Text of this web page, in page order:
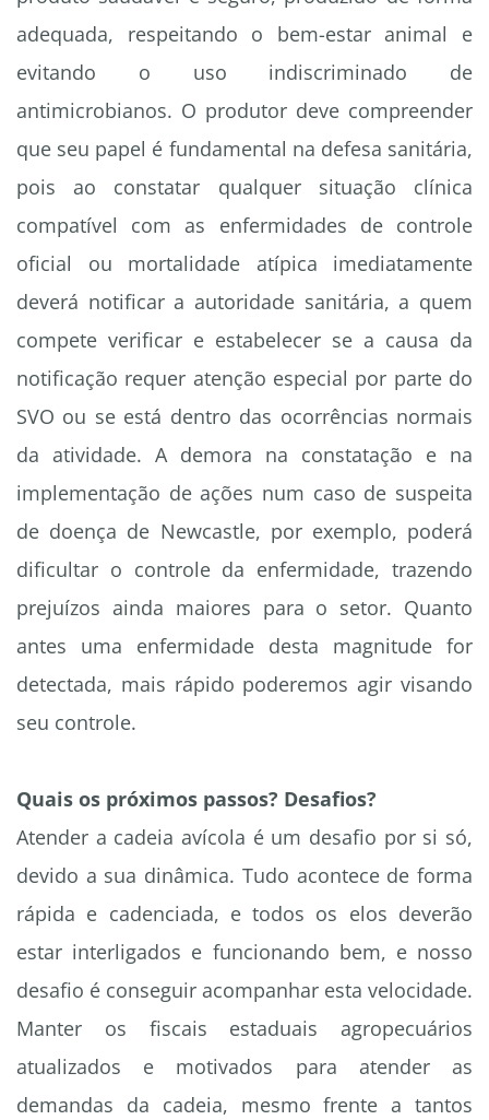
adequada, respeitando o bem-estar animal e
evitando o uso indiscriminado de
antimicrobianos. O produtor deve compreender
que seu papel é fundamental na defesa sanitária,
pois ao constatar qualquer situação clínica
compatível com as enfermidades de controle
oficial ou mortalidade atípica imediatamente
deverá notificar a autoridade sanitária, a quem
compete verificar e estabelecer se a causa da
notificação requer atenção especial por parte do
SVO ou se está dentro das ocorrências normais
da atividade. A demora na constatação e na
implementação de ações num caso de suspeita
de doença de Newcastle, por exemplo, poderá
dificultar o controle da enfermidade, trazendo
prejuízos ainda maiores para o setor. Quanto
antes uma enfermidade desta magnitude for
detectada, mais rápido poderemos agir visando
seu controle.
Quais os próximos passos? Desafios?
Atender a cadeia avícola é um desafio por si só,
devido a sua dinâmica. Tudo acontece de forma
rápida e cadenciada, e todos os elos deverão
estar interligados e funcionando bem, e nosso
desafio é conseguir acompanhar esta velocidade.
Manter os fiscais estaduais agropecuários
atualizados e motivados para atender as
demandas da cadeia, mesmo frente a tantos